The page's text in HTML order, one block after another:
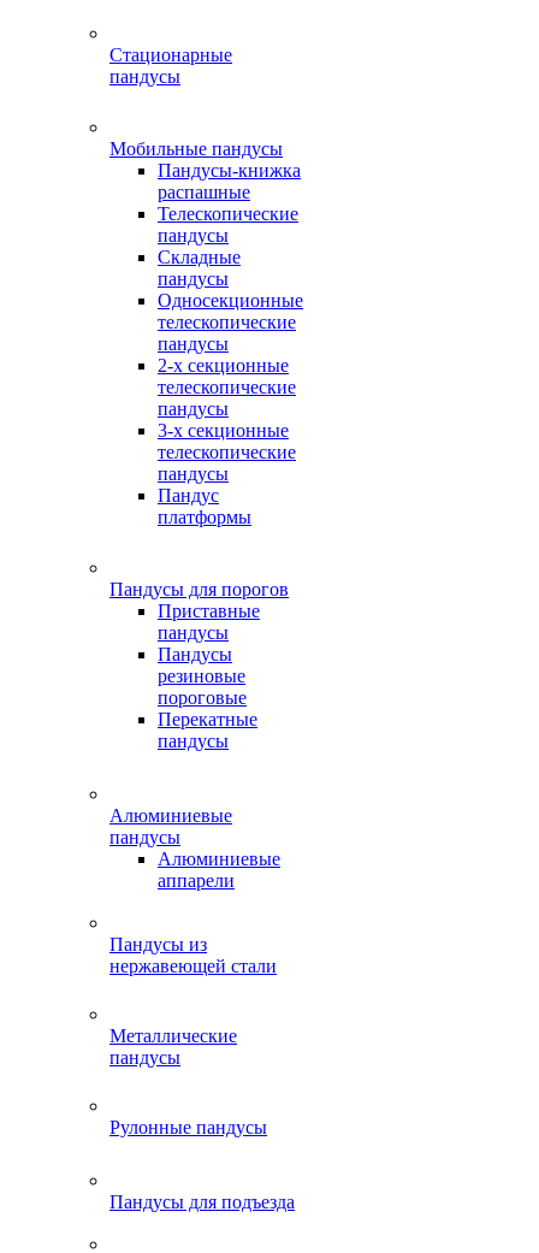
Стационарные
пандусы
Мобильные пандусы
Пандусы-книжка
распашные
Телескопические
пандусы
Складные
пандусы
Односекционные
телескопические
пандусы
2-х секционные
телескопические
пандусы
3-х секционные
телескопические
пандусы
Пандус
платформы
Пандусы для порогов
Приставные
пандусы
Пандусы
резиновые
пороговые
Перекатные
пандусы
Алюминиевые
пандусы
Алюминиевые
аппарели
Пандусы из
нержавеющей стали
Металлические
пандусы
Рулонные пандусы
Пандусы для подъезда